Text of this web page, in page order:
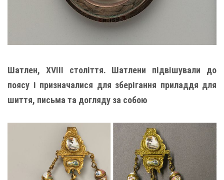
Шатлен, XVIII століття. Шатлени підвішували до
поясу і призначалися для зберігання приладдя для
шиття, письма та догляду за собою